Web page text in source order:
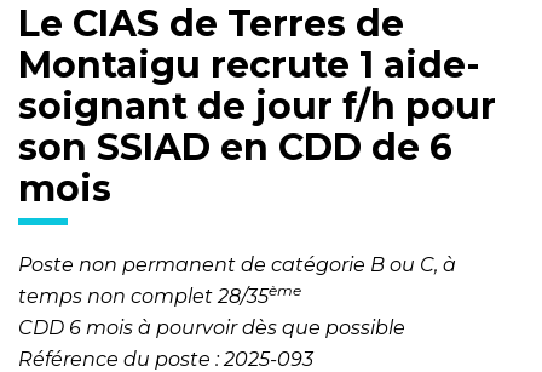
Le CIAS de Terres de
Montaigu recrute 1 aide-
soignant de jour f/h pour
son SSIAD en CDD de 6
mois
Poste non permanent de catégorie B ou C, à
temps non complet 28/35ème
CDD 6 mois à pourvoir dès que possible
Référence du poste : 2025-093